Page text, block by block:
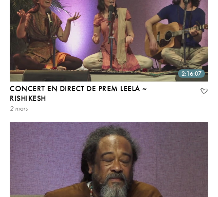
2:16:07
CONCERT EN DIRECT DE PREM LEELA ~
RISHIKESH
2 mars